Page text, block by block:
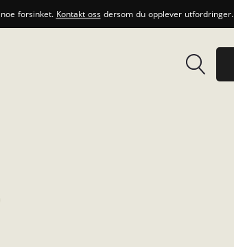
forsinket. Kontakt ossdersom du opplever utfordringer.